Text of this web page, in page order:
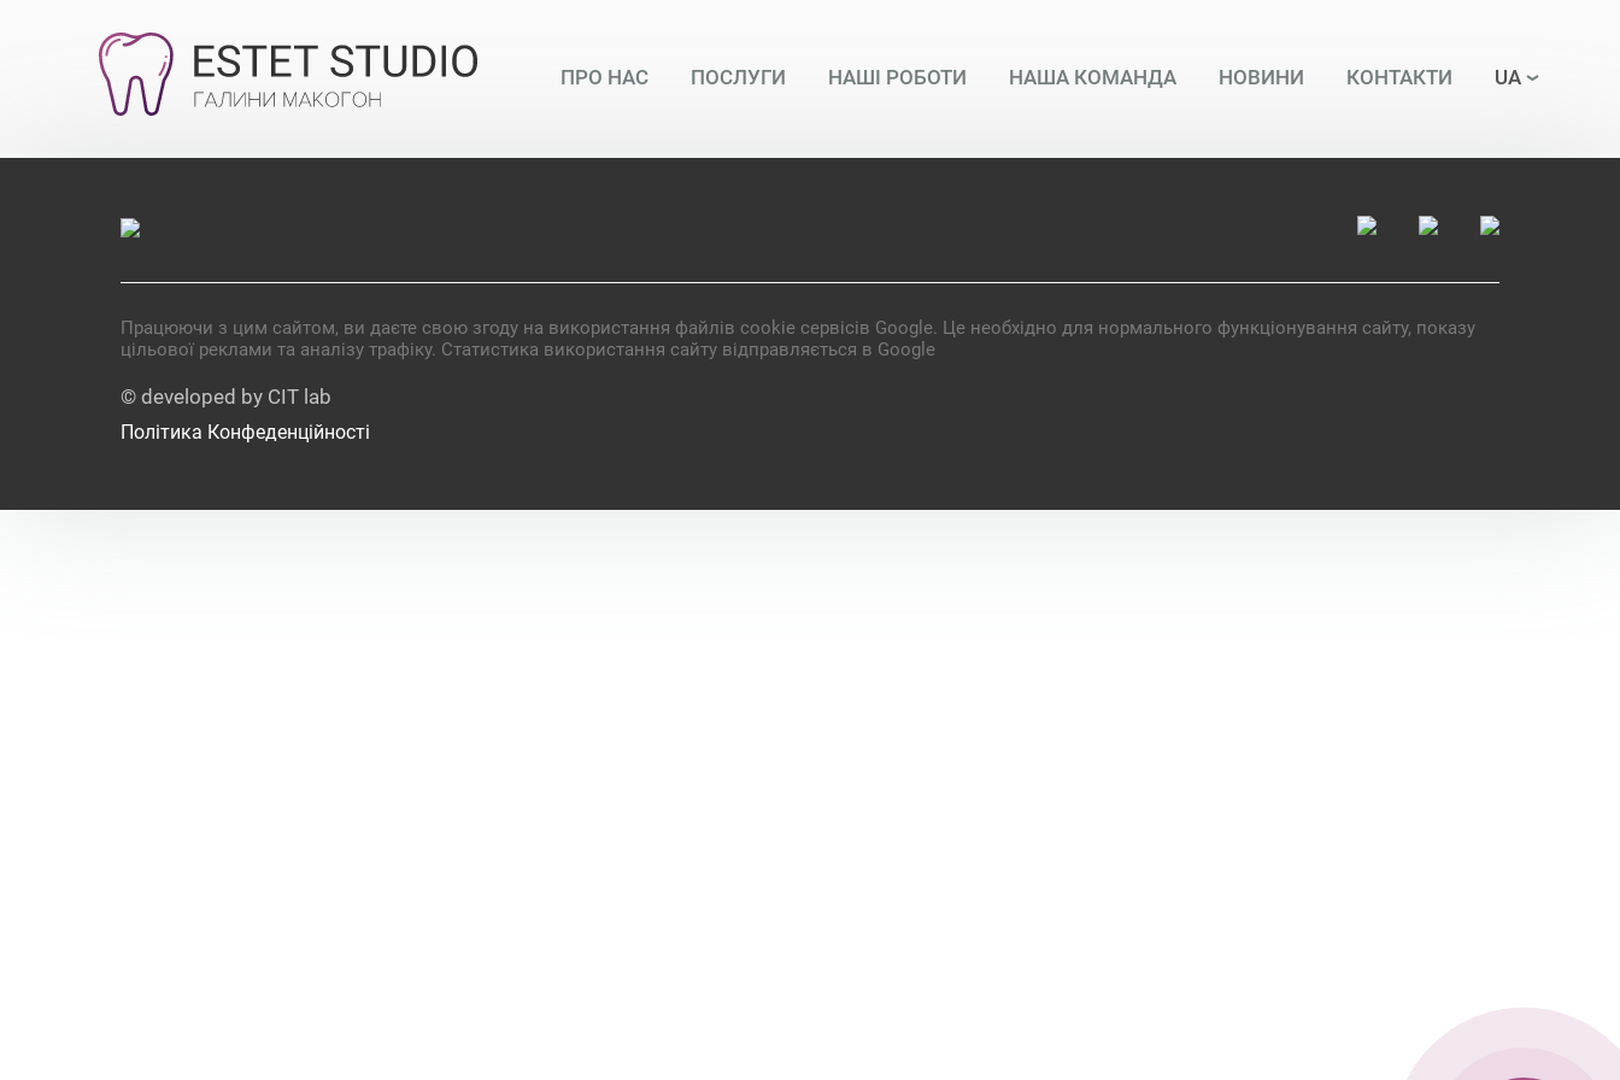
ПРО НАС ПОСЛУГИ НАШІ РОБОТИ НАША КОМАНДА НОВИНИ КОНТАКТИ UA
Працюючи з цим сайтом, ви даєте свою згоду на використання файлів cookie сервісів Google. Це необхідно для нормального функціонування сайту, показу
цільової реклами та аналізу трафіку. Статистика використання сайту відправляється в Google
© developed by CIT lab
Політика Конфеденційності